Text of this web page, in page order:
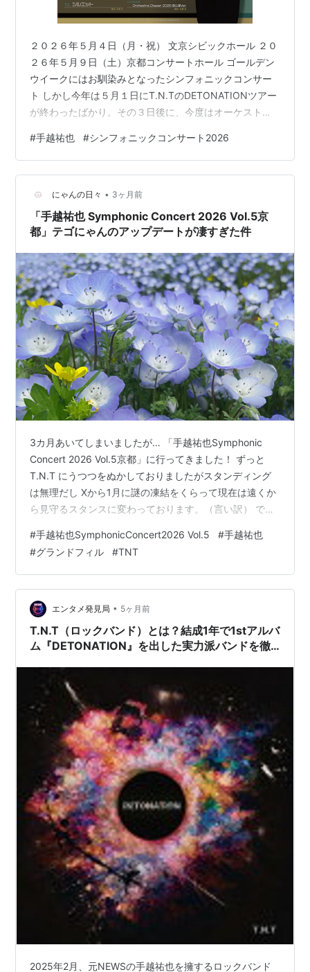
「バーモントカレー」（ハウス食品・終了）
「かっぱえびせん」（カルビー・終了）
「MATCH」（大塚食品）
「クノール(R)カップスープ」（味の素）
グ）
「15歳のブルース」（2005年フジテレビ系）
「劇団演技者 家が遠い」（2005年フジテレビ系）
「ガチバカ！」（2006年1月期TBS系）
「マイ★ボス マイ★ヒーロー」（2006年7月期日
テレ系）
「氷点」（2006年11月・2夜連続放送スペシャルド
ラマテレ朝系）
「しゃばけ」（主演）（2007年秋フジ系）
「うそうそ」（主演）（2008年秋フジ系）
「誰かが嘘をついている」（2009年秋フジ系）
「デカワンコ」（日本テレビ系、2011年1月期）
これまで全てのドラマ・映画撮影現場で雨を降らせて来
た、自他共に認める雨男。
疾走 スペシャル・エディション
【初回限定生産2枚組】 [DVD]
出版社/メーカー:
発売日: 2006/05/26
メディア:DVD
購入
: 4人 クリック: 427回
この商品を含むブログ (53件) を見る
：リスト::ジャニーズ関連キーワード//人名
２０２６年５月４日（月・祝） 文京シビックホール ２０
２６年５月９日（土）京都コンサートホール ゴールデン
ウイークにはお馴染みとなったシンフォニックコンサー
ト しかし今年は５月１日にT.N.TのDETONATIONツアー
が終わったばかり。その３日後に、今度はオーケストラ
ったあとにオーケストラってどうよ…と思う自分がいた
のは正直なところ。でも手越君はやっぱり、そんな舐め
た私の心をあっさりと搔っ攫っていった。 今回、東京は
いつものオペラシティコンサートホールが改修中のた
め、文京シビックホールでの開催（地下鉄の駅から直結
で行きやすかった）。 そして…
#手越祐也 #シンフォニックコンサート2026
にゃんの日々 • 3ヶ月前
「手越祐也 Symphonic Concert 2026 Vol.5京
都」テゴにゃんのアップデートが凄すぎた件
3カ月あいてしまいましたが… 「手越祐也Symphonic
Concert 2026 Vol.5京都」に行ってきました！ ずっと
T.N.T にうつつをぬかしておりましたがスタンディング
は無理だし Xから1月に謎の凍結をくらって現在は遠くか
ら見守るスタンスに変わっております。（言い訳） で
フォニックコンサートをするなら行かない選択肢はな
し。ちゃんとお席も用意していただきましたからね。 *1
セトリです 1. ARE U READY 2. モガケ! 3. 導火線 4.
Lover 5. サイダー 6. シナモン 7. ヒラヒラ 「Lover」か
ら続…
#手越祐也SymphonicConcert2026 Vol.5 #手越祐也
#グランドフィル #TNT
エンタメ発見局 • 5ヶ月前
T.N.T（ロックバンド）とは？結成1年で1stアルバ
ム『DETONATION』を出した実力派バンドを徹
2025年2月、元NEWSの手越祐也を擁するロックバンド